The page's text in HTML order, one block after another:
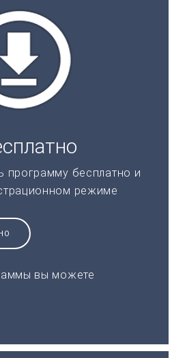
программу бесплатно и
режиме
вы можете